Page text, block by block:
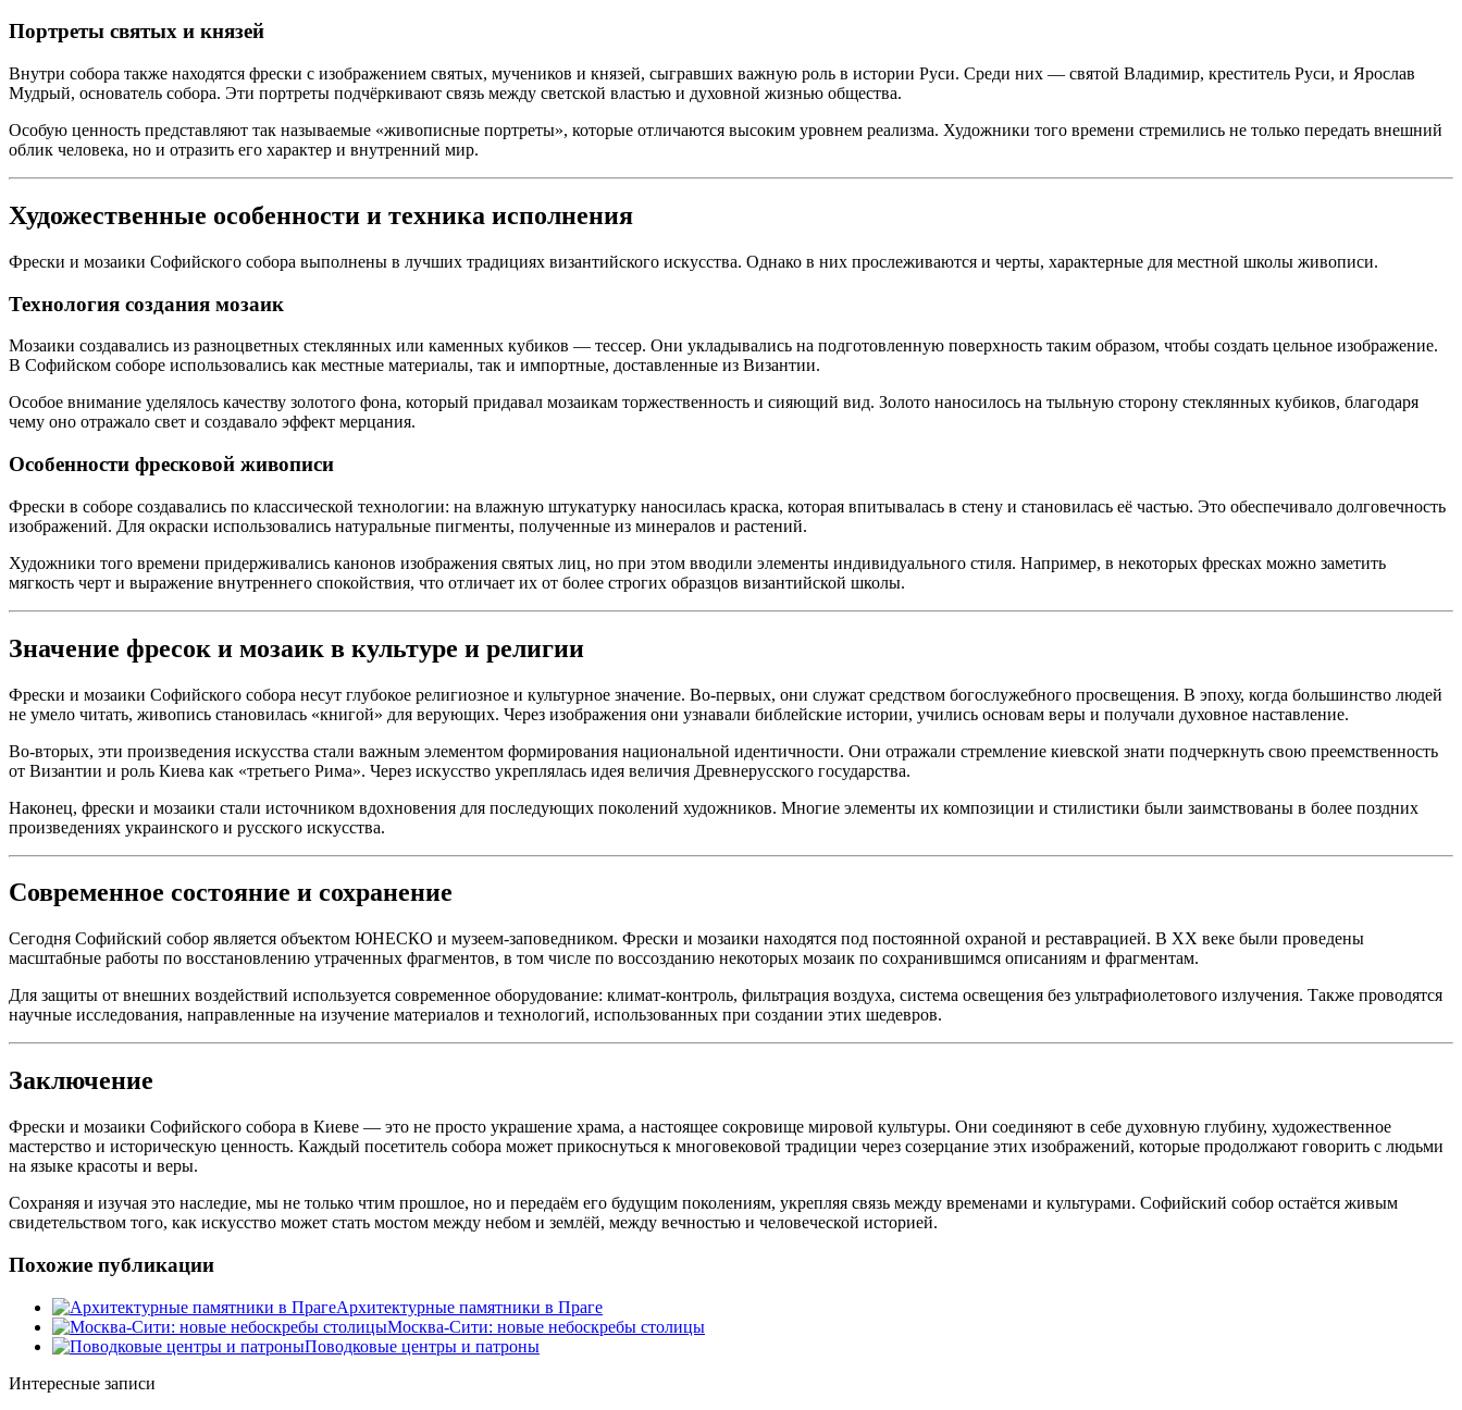
Портреты святых и князей
Внутри собора также находятся фрески с изображением святых, мучеников и князей, сыгравших важную роль в истории Руси. Среди них — святой Владимир, креститель Руси, и Ярослав
Мудрый, основатель собора. Эти портреты подчёркивают связь между светской властью и духовной жизнью общества.
Особую ценность представляют так называемые «живописные портреты», которые отличаются высоким уровнем реализма. Художники того времени стремились не только передать внешний
облик человека, но и отразить его характер и внутренний мир.
Художественные особенности и техника исполнения
Фрески и мозаики Софийского собора выполнены в лучших традициях византийского искусства. Однако в них прослеживаются и черты, характерные для местной школы живописи.
Технология создания мозаик
Мозаики создавались из разноцветных стеклянных или каменных кубиков — тессер. Они укладывались на подготовленную поверхность таким образом, чтобы создать цельное изображение.
В Софийском соборе использовались как местные материалы, так и импортные, доставленные из Византии.
Особое внимание уделялось качеству золотого фона, который придавал мозаикам торжественность и сияющий вид. Золото наносилось на тыльную сторону стеклянных кубиков, благодаря
чему оно отражало свет и создавало эффект мерцания.
Особенности фресковой живописи
Фрески в соборе создавались по классической технологии: на влажную штукатурку наносилась краска, которая впитывалась в стену и становилась её частью. Это обеспечивало долговечность
изображений. Для окраски использовались натуральные пигменты, полученные из минералов и растений.
Художники того времени придерживались канонов изображения святых лиц, но при этом вводили элементы индивидуального стиля. Например, в некоторых фресках можно заметить
мягкость черт и выражение внутреннего спокойствия, что отличает их от более строгих образцов византийской школы.
Значение фресок и мозаик в культуре и религии
Фрески и мозаики Софийского собора несут глубокое религиозное и культурное значение. Во-первых, они служат средством богослужебного просвещения. В эпоху, когда большинство людей
не умело читать, живопись становилась «книгой» для верующих. Через изображения они узнавали библейские истории, учились основам веры и получали духовное наставление.
Во-вторых, эти произведения искусства стали важным элементом формирования национальной идентичности. Они отражали стремление киевской знати подчеркнуть свою преемственность
от Византии и роль Киева как «третьего Рима». Через искусство укреплялась идея величия Древнерусского государства.
Наконец, фрески и мозаики стали источником вдохновения для последующих поколений художников. Многие элементы их композиции и стилистики были заимствованы в более поздних
произведениях украинского и русского искусства.
Современное состояние и сохранение
Сегодня Софийский собор является объектом ЮНЕСКО и музеем-заповедником. Фрески и мозаики находятся под постоянной охраной и реставрацией. В XX веке были проведены
масштабные работы по восстановлению утраченных фрагментов, в том числе по воссозданию некоторых мозаик по сохранившимся описаниям и фрагментам.
Для защиты от внешних воздействий используется современное оборудование: климат-контроль, фильтрация воздуха, система освещения без ультрафиолетового излучения. Также проводятся
научные исследования, направленные на изучение материалов и технологий, использованных при создании этих шедевров.
Заключение
Фрески и мозаики Софийского собора в Киеве — это не просто украшение храма, а настоящее сокровище мировой культуры. Они соединяют в себе духовную глубину, художественное
мастерство и историческую ценность. Каждый посетитель собора может прикоснуться к многовековой традиции через созерцание этих изображений, которые продолжают говорить с людьми
на языке красоты и веры.
Сохраняя и изучая это наследие, мы не только чтим прошлое, но и передаём его будущим поколениям, укрепляя связь между временами и культурами. Софийский собор остаётся живым
свидетельством того, как искусство может стать мостом между небом и землёй, между вечностью и человеческой историей.
Похожие публикации
Архитектурные памятники в Праге
Москва-Сити: новые небоскребы столицы
Поводковые центры и патроны
Интересные записи